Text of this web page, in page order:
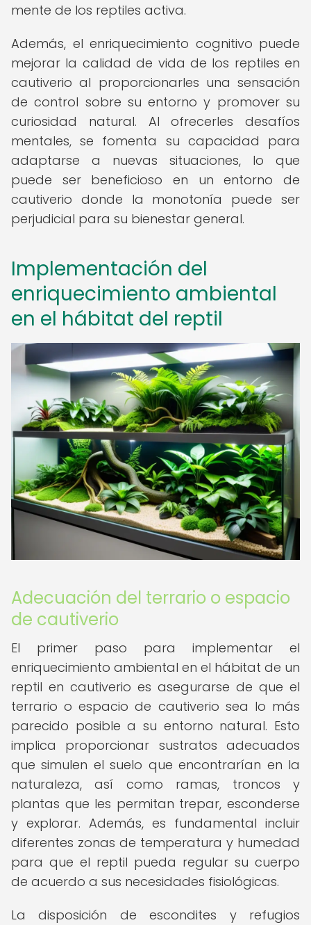
mente de los reptiles activa.
Además, el enriquecimiento cognitivo puede
mejorar la calidad de vida de los reptiles en
cautiverio al proporcionarles una sensación
de control sobre su entorno y promover su
curiosidad natural. Al ofrecerles desafíos
mentales, se fomenta su capacidad para
adaptarse a nuevas situaciones, lo que
puede ser beneficioso en un entorno de
cautiverio donde la monotonía puede ser
perjudicial para su bienestar general.
Implementación del
enriquecimiento ambiental
en el hábitat del reptil
Adecuación del terrario o espacio
de cautiverio
El primer paso para implementar el
enriquecimiento ambiental en el hábitat de un
reptil en cautiverio es asegurarse de que el
terrario o espacio de cautiverio sea lo más
parecido posible a su entorno natural. Esto
implica proporcionar sustratos adecuados
que simulen el suelo que encontrarían en la
naturaleza, así como ramas, troncos y
plantas que les permitan trepar, esconderse
y explorar. Además, es fundamental incluir
diferentes zonas de temperatura y humedad
para que el reptil pueda regular su cuerpo
de acuerdo a sus necesidades fisiológicas.
La disposición de escondites y refugios